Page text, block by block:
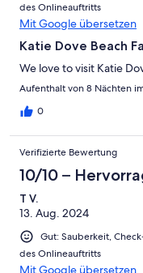
des Onlineauftritts
Mit Google übersetzen
Katie Dove Beach
We love to visit Katie
Aufenthalt von 8 Nächten
0
Verifizierte Bewertung
10/10 –
T V.
13. Aug. 2024
Gut: Sauberkeit,
des Onlineauftritts
Mit Google übersetzen